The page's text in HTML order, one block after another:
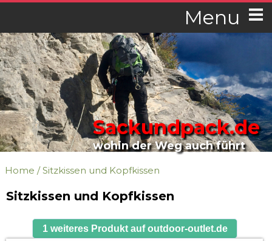
Menu
Sackundpack.de
wohin der Weg auch führt
Home /Sitzkissen und Kopfkissen
Sitzkissen und Kopfkissen
1 weiteres Produkt auf outdoor-outlet.de